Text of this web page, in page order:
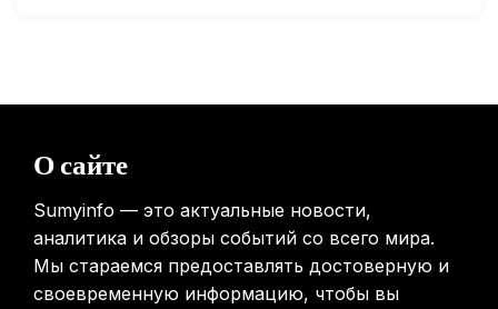
выявления рисков раннего старения
О сайте
Sumyinfo — это актуальные новости,
аналитика и обзоры событий со всего мира.
Мы стараемся предоставлять достоверную и
своевременную информацию, чтобы вы